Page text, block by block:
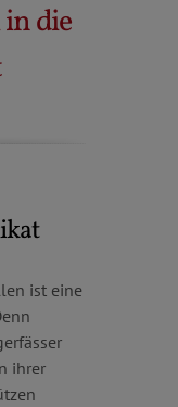
die
ist eine
ihrer